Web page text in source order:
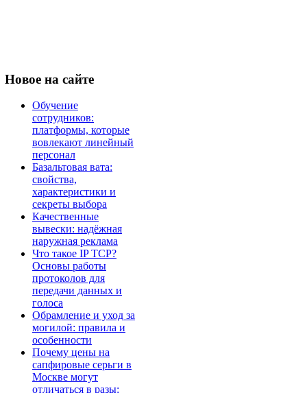
Новое на сайте
Обучение
сотрудников:
платформы, которые
вовлекают линейный
персонал
Базальтовая вата:
свойства,
характеристики и
секреты выбора
Качественные
вывески: надёжная
наружная реклама
Что такое IP TCP?
Основы работы
протоколов для
передачи данных и
голоса
Обрамление и уход за
могилой: правила и
особенности
Почему цены на
сапфировые серьги в
Москве могут
отличаться в разы: